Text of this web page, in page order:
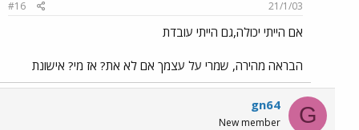
21/1/03
#16
אם הייתי יכולה,גם הייתי עובדת
הבראה מהירה, שמרי על עצמך אם לא את? אז מי? אישונת
G
gn64
New member